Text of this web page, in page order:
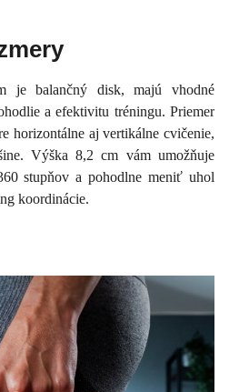
je balančný disk, majú vhodné
a efektivitu tréningu. Priemer
horizontálne aj vertikálne cvičenie,
Výška 8,2 cm vám umožňuje
stupňov a pohodlne meniť uhol
koordinácie.